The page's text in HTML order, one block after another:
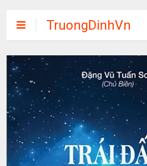
TruongDinhVn
Chia sẽ ebook,
các khóa học,
phần mềm học
tập miễn phí